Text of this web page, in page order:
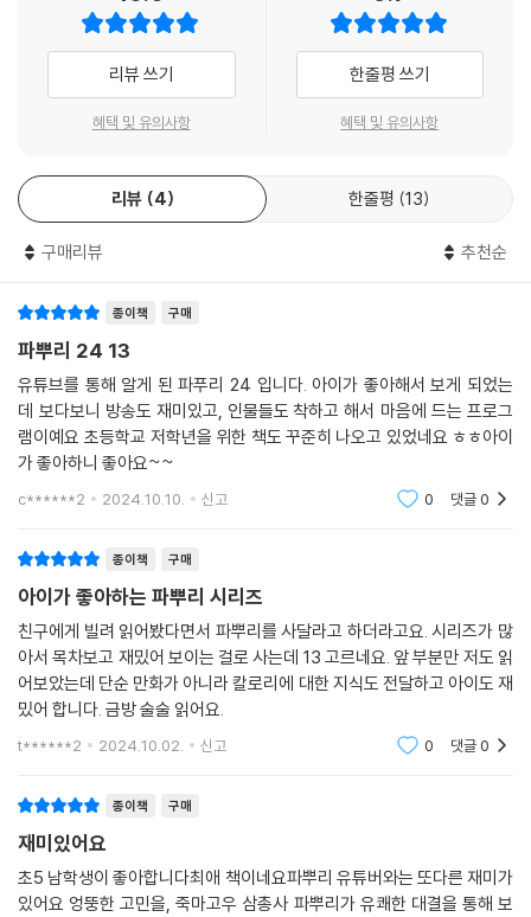
리뷰 쓰기
혜택 및 유의사항
한줄평 쓰기
혜택 및 유의사항
리뷰 4 한줄평 13
구매리뷰 추천순
종이책 구매
파뿌리 24 13
유튜브를 통해 알게 된 파푸리 24 입니다. 아이가 좋아해서 보게 되었는
데 보다보니 방송도 재미있고, 인물들도 착하고 해서 마음에 드는 프로그
램이예요 초등학교 저학년을 위한 책도 꾸준히 나오고 있었네요 ㅎㅎ아이
가 좋아하니 좋아요~~
c******2 2024.10.10. 신고 0 댓글0
종이책 구매
아이가 좋아하는 파뿌리 시리즈
친구에게 빌려 읽어봤다면서 파뿌리를 사달라고 하더라고요. 시리즈가 많
아서 목차보고 재밌어 보이는 걸로 사는데 13 고르네요. 앞 부분만 저도 읽
어보았는데 단순 만화가 아니라 칼로리에 대한 지식도 전달하고 아이도 재
밌어 합니다. 금방 술술 읽어요.
t******2 2024.10.02. 신고 0 댓글0
종이책 구매
재미있어요
초5 남학생이 좋아합니다최애 책이네요파뿌리 유튜버와는 또다른 재미가
있어요 엉뚱한 고민을, 죽마고우 삼총사 파뿌리가 유쾌한 대결을 통해 보